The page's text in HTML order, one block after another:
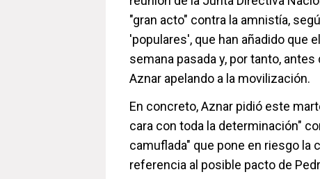
"gran acto" contra la amnistía,
'populares', que han añadido que
semana pasada y, por tanto,
Aznar apelando a la movilización.
En concreto, Aznar pidió este
cara con toda la determinación"
camuflada" que pone en riesgo la
referencia al posible pacto de